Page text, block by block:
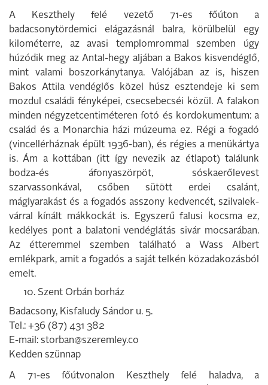
A Keszthely felé vezető 71-es főúton a
badacsonytördemici elágazásnál balra, körülbelül egy
kilométerre, az avasi temp­lomrommal szemben úgy
húzódik meg az Antal-hegy aljában a Bakos kisvendég­lő,
mint valami boszorkánytanya. Valójá­ban az is, hiszen
Bakos Attila vendéglős közel húsz esztendeje ki sem
mozdul csa­ládi fényképei, csecsebecséi közül. A fala­kon
minden négyzetcentiméteren fotó és kordokumentum: a
család és a Monarchia házi múzeuma ez. Régi a fogadó
(vincel­lérháznak épült 1936-ban), és régies a me­nükártya
is. Ám a kottában (itt így nevezik az étlapot) találunk
bodza-és áfonyaször­pöt, sóskaerőlevest
szarvassonkával, cső­ben sütött erdei csalánt,
máglyarakást és a fogadós asszony kedvencét, szilvalek­
várral kínált mákkockát is. Egyszerű fa­lusi kocsma ez,
kedélyes pont a balatoni vendéglátás sivár mocsarában.
Az étte­remmel szemben található a Wass Albert
emlékpark, amit a fogadós a saját telkén közadakozásból
emelt.
10. Szent Orbán borház
Badacsony, Kisfaludy Sándor u. 5.
Tel.: +36 (87) 431 382
E-mail: storban@szeremley.co
Kedden szünnap
A 71-es főútvonalon Keszthely felé halad­va, a